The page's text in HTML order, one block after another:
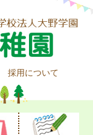
採用について